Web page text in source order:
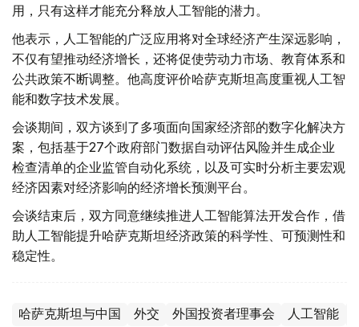
用，只有这样才能充分释放人工智能的潜力。
他表示，人工智能的广泛应用将对全球经济产生深远影响，
不仅有望推动经济增长，还将促使劳动力市场、教育体系和
公共政策不断调整。他高度评价哈萨克斯坦高度重视人工智
能和数字技术发展。
会谈期间，双方谈到了多项面向国家经济部的数字化解决方
案，包括基于27个政府部门数据自动评估风险并生成企业
检查清单的企业监管自动化系统，以及可实时分析主要宏观
经济因素对经济影响的经济增长预测平台。
会谈结束后，双方同意继续推进人工智能算法开发合作，借
助人工智能提升哈萨克斯坦经济政策的科学性、可预测性和
稳定性。
哈萨克斯坦与中国 外交 外国投资者理事会 人工智能